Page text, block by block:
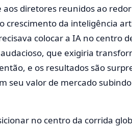
diretores reunidos ao
crescimento da inteligência
colocar a IA no centro
que exigiria
e os resultados são
seu valor de mercado
no centro da corrida